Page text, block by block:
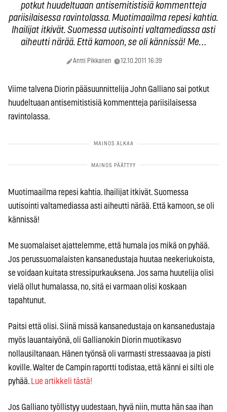
potkut huudeltuaan antisemitistisiä kommentteja
pariisilaisessa ravintolassa. Muotimaailma repesi kahtia.
Ihailijat itkivät. Suomessa uutisointi valtamediassa asti
aiheutti närää. Että kamoon, se oli kännissä! Me…
Antti Pikkanen 12.10.2011 16:39
Viime talvena Diorin pääsuunnittelija John Galliano sai potkut
huudeltuaan antisemitistisiä kommentteja pariisilaisessa
ravintolassa.
Muotimaailma repesi kahtia. Ihailijat itkivät. Suomessa
uutisointi valtamediassa asti aiheutti närää. Että kamoon, se oli
kännissä!
Me suomalaiset ajattelemme, että humala jos mikä on pyhää.
Jos perussuomalaisten kansanedustaja huutaa neekeriukoista,
se voidaan kuitata stressipurkauksena. Jos sama huutelija olisi
vielä ollut humalassa, no, sitä ei varmaan olisi koskaan
tapahtunut.
Paitsi että olisi. Siinä missä kansanedustaja on kansanedustaja
myös lauantaiyönä, oli Gallianokin Diorin muotikasvo
nollausiltanaan. Hänen työnsä oli varmasti stressaavaa ja pisti
koville. Walter de Campin raportti todistaa, että känni ei silti ole
pyhää. Lue artikkeli tästä!
Jos Galliano työllistyy uudestaan, hyvä niin, mutta hän saa ihan